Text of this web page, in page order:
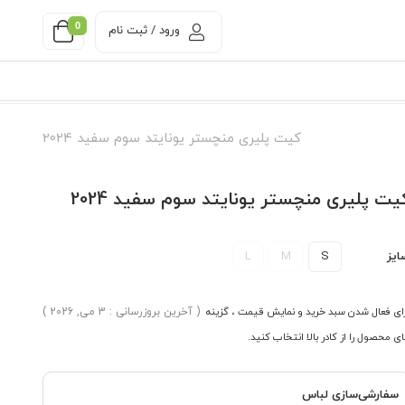
0 ورود / ثبت نام
کیت پلیری منچستر یونایتد سوم سفید 2024
پلیری منچستر یونایتد سوم سفید 2024
S
M
L
( آخرین بروزرسانی : 3 می, 2026 ) فعال شدن سبد خرید و نمایش قیمت ، گزینه
محصول را از کادر بالا انتخاب کنید.
سفارشی‌سازی لباس